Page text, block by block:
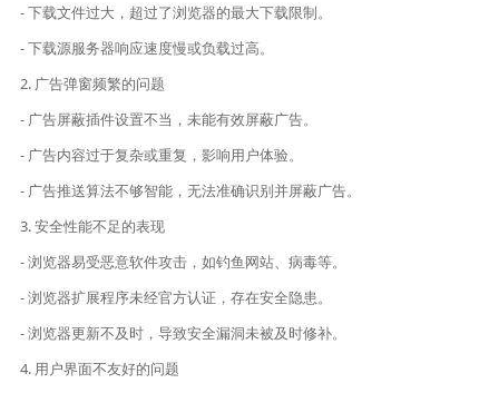
- 下载文件过大，超过了浏览器的最大下载限制。
- 下载源服务器响应速度慢或负载过高。
2. 广告弹窗频繁的问题
- 广告屏蔽插件设置不当，未能有效屏蔽广告。
- 广告内容过于复杂或重复，影响用户体验。
- 广告推送算法不够智能，无法准确识别并屏蔽广告。
3. 安全性能不足的表现
- 浏览器易受恶意软件攻击，如钓鱼网站、病毒等。
- 浏览器扩展程序未经官方认证，存在安全隐患。
- 浏览器更新不及时，导致安全漏洞未被及时修补。
4. 用户界面不友好的问题